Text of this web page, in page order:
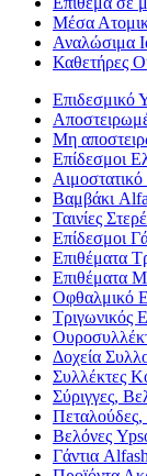
Μέσα
Αναλώσιμα
Καθετήρες
Επιδεσμικό
Μη
Επίδεσμοι
Βαμβάκι
Ταινίες
Επίδεσμοι
Επιθέματα
Επιθέματα
Οφθαλμικό
Τριγωνικός
Δοχεία
Συλλέκτες
Σύριγγες,
Πεταλούδες,
Βελόνες
Γάντια